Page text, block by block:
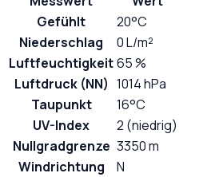
Gefühlt
20°C
Niederschlag
0 L/m²
Luftfeuchtigkeit65 %
Luftdruck (NN) 1014 hPa
Taupunkt
16°C
UV-Index
2 (niedrig)
Nullgradgrenze 3350 m
Windrichtung
N